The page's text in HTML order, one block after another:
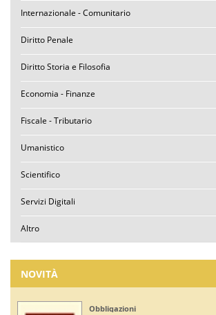
Internazionale - Comunitario
Diritto Penale
Diritto Storia e Filosofia
Economia - Finanze
Fiscale - Tributario
Umanistico
Scientifico
Servizi Digitali
Altro
NOVITÀ
Obbligazioni